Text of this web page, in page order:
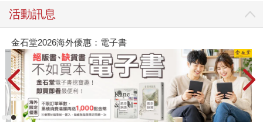
活動訊息
金石堂2026海外優惠：電子書